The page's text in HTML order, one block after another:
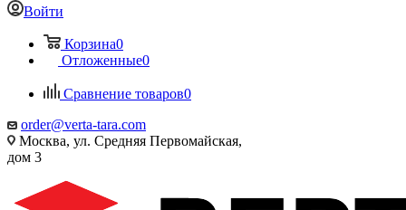
Войти
Корзина0
Отложенные0
Сравнение товаров0
order@verta-tara.com
Москва, ул. Средняя Первомайская,
дом 3